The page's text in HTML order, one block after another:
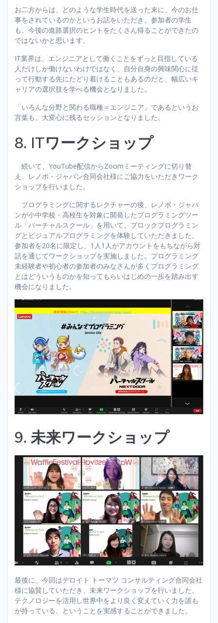
お二方からは、どのような学生時代を送った末に、今のお仕
事をされているのかというお話をいただき、参加者の学生
も、今後の進路選択のヒントをたくさん得ることができたの
ではないかと思います。
IT業界は、エンジニアとして働くことをずっと目指している
人だけしか働けないわけではなく、自分自身の興味関心に従
って行動する先にたどり着けることもあるのだと、幅広いキ
ャリアの選択肢を学べる機会となりました。
「いろんな分野と関わる職種＝エンジニア」であるというお
言葉も、大変心に残るセッションとなりました。
8. ITワークショップ
続いて、YouTube配信からZoomミーティングに切り替
え、レノボ・ジャパン合同会社様にご協力をいただきワーク
ショップを行いました。
プログラミングに関するレクチャーの後、レノボ・ジャパ
ンが小中学校・高校生を対象に開発したプログラミングツー
ル「バーチャルスクール」を用いて、ブロックプログラミン
グとビジュアルプログラミングを体験していただきました。
参加者を20名に限定し、1人1人がアカウントをもちながら対
話を通じてワークショップを実施しました。プログラミング
未経験者や初心者の参加者のみなさんが多くプログラミング
とはどういうものかを知ってもらいはじめの一歩を踏み出す
機会になりました。
9. 未来ワークショップ
最後に、今回はデロイト トーマツ コンサルティング合同会社
様に協賛していただき、未来ワークショップを行いました。
テクノロジーを活用し世界中をより良く変えていく力を誰も
が持っている、ということを実感することができました。